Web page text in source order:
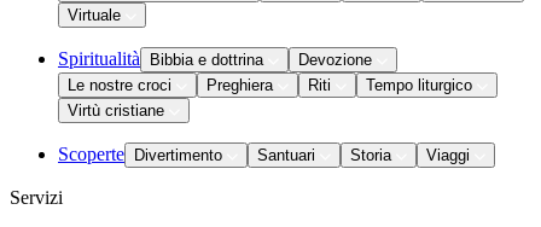
Virtuale
Spiritualità Bibbia e dottrina
Devozione
Le nostre croci
Preghiera Riti
Tempo liturgico
Virtù cristiane
Scoperte Divertimento Santuari Storia Viaggi
Servizi